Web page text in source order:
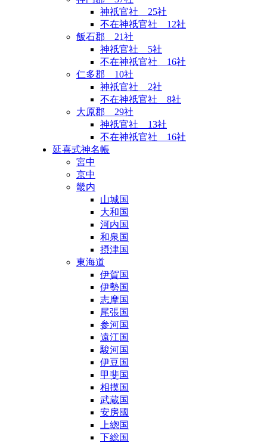
神祇官社 25社
不在神祇官社 12社
飯石郡 21社
神祇官社 5社
不在神祇官社 16社
仁多郡 10社
神祇官社 2社
不在神祇官社 8社
大原郡 29社
神祇官社 13社
不在神祇官社 16社
延喜式神名帳
宮中
京中
畿内
山城国
大和国
河内国
和泉国
摂津国
東海道
伊賀国
伊勢国
志摩国
尾張国
参河国
遠江国
駿河国
伊豆国
甲斐国
相摸国
武蔵国
安房國
上緫国
下総国